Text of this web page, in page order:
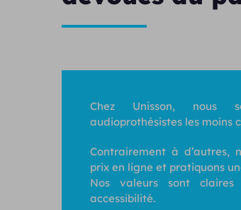
Chez Unisson, nous
audioprothésistes les moins
Contrairement à d’autres,
prix en ligne et pratiquons
Nos valeurs sont
accessibilité.